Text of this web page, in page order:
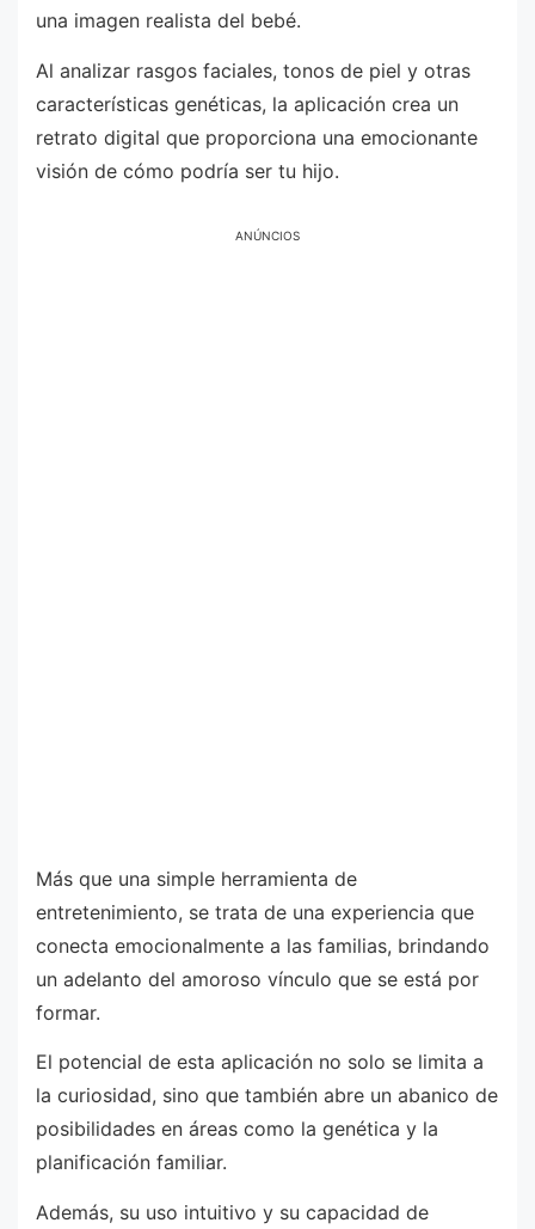
una imagen realista del bebé.
Al analizar rasgos faciales, tonos de piel y otras
características genéticas, la aplicación crea un
retrato digital que proporciona una emocionante
visión de cómo podría ser tu hijo.
ANÚNCIOS
Más que una simple herramienta de
entretenimiento, se trata de una experiencia que
conecta emocionalmente a las familias, brindando
un adelanto del amoroso vínculo que se está por
formar.
El potencial de esta aplicación no solo se limita a
la curiosidad, sino que también abre un abanico de
posibilidades en áreas como la genética y la
planificación familiar.
Además, su uso intuitivo y su capacidad de